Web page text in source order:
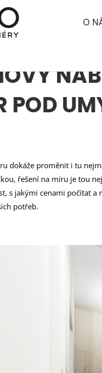
O
POD
dokáže proměnit i tu
řešení na míru je tou
s jakými cenami počítat
potřeb.​